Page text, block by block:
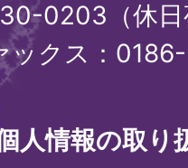
0203（休
ックス：
人情報の取り